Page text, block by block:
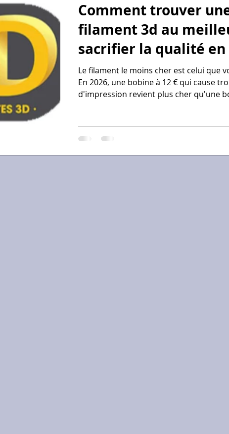
Comment trouver
filament 3d au
sacrifier la qualité en
Le filament le moins cher est celui que
En 2026, une bobine à 12 € qui cause
d'impression revient plus cher qu'une
Advance" et vos flux sur Fusion 360 ;
calibrée tire le meilleur de n'importe
plus abordable, tant que sa rondeur est